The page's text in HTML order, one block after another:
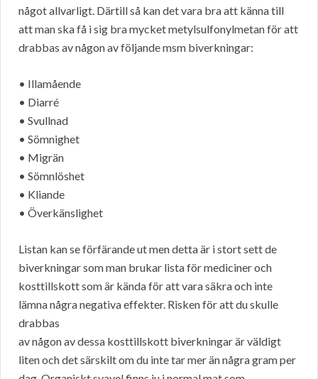
något allvarligt. Därtill så kan det vara bra att känna till
att man ska få i sig bra mycket metylsulfonylmetan för att
drabbas av någon av följande msm biverkningar:
• Illamående
• Diarré
• Svullnad
• Sömnighet
• Migrän
• Sömnlöshet
• Kliande
• Överkänslighet
Listan kan se förfärande ut men detta är i stort sett de
biverkningar som man brukar lista för mediciner och
kosttillskott som är kända för att vara säkra och inte
lämna några negativa effekter. Risken för att du skulle
drabbas
av någon av dessa kosttillskott biverkningar är väldigt
liten och det särskilt om du inte tar mer än några gram per